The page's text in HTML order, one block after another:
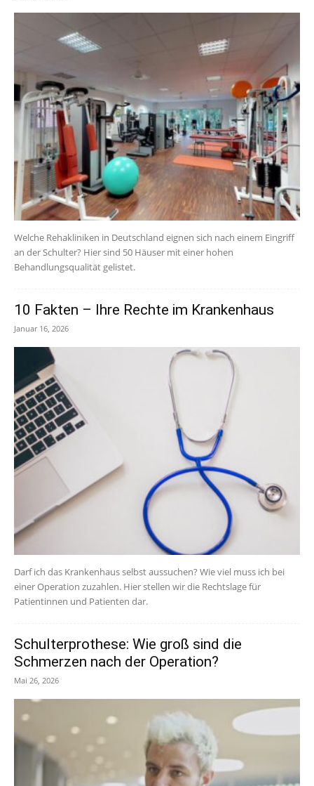
Welche Rehakliniken in Deutschland eignen sich nach einem Eingriff
an der Schulter? Hier sind 50 Häuser mit einer hohen
Behandlungsqualität gelistet.
10 Fakten – Ihre Rechte im Krankenhaus
Januar 16, 2026
Darf ich das Krankenhaus selbst aussuchen? Wie viel muss ich bei
einer Operation zuzahlen. Hier stellen wir die Rechtslage für
Patientinnen und Patienten dar.
Schulterprothese: Wie groß sind die
Schmerzen nach der Operation?
Mai 26, 2026